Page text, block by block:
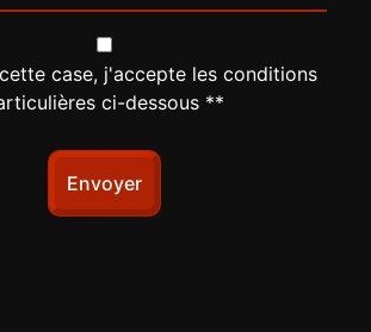
case, j'accepte les conditions
ci-dessous **
Envoyer